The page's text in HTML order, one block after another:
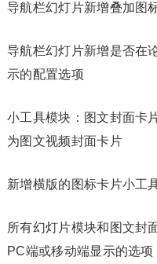
导航栏幻灯片新增叠加图
导航栏幻灯片新增是否在
示的配置选项
小工具模块：图文封面卡
为图文视频封面卡片
新增横版的图标卡片小工
所有幻灯片模块和图文封
PC端或移动端显示的选